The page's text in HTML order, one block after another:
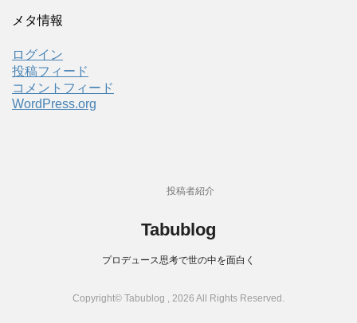
メタ情報
ログイン
投稿フィード
コメントフィード
WordPress.org
投稿者紹介
Tabublog
プロデュース思考で世の中を面白く
Copyright© Tabublog , 2026 All Rights Reserved.